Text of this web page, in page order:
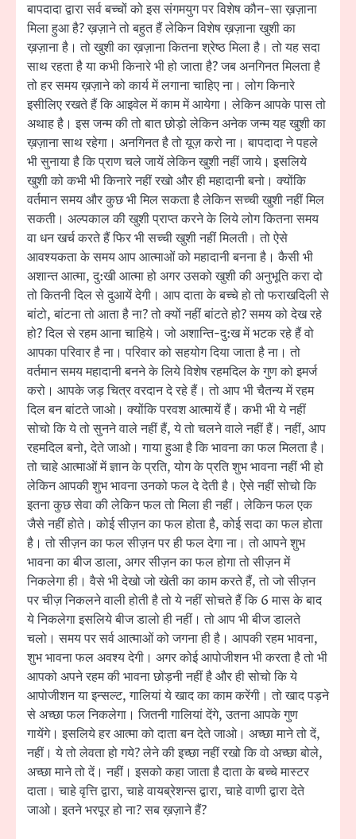
बापदादा द्वारा सर्व बच्चों को इस संगमयुग पर विशेष कौन-सा ख़ज़ाना
मिला हुआ है? ख़ज़ाने तो बहुत हैं लेकिन विशेष ख़ज़ाना खुशी का
ख़ज़ाना है। तो खुशी का ख़ज़ाना कितना श्रेष्ठ मिला है। तो यह सदा
साथ रहता है या कभी किनारे भी हो जाता है? जब अनगिनत मिलता है
तो हर समय ख़ज़ाने को कार्य में लगाना चाहिए ना। लोग किनारे
इसीलिए रखते हैं कि आइवेल में काम में आयेगा। लेकिन आपके पास तो
अथाह है। इस जन्म की तो बात छोड़ो लेकिन अनेक जन्म यह खुशी का
ख़ज़ाना साथ रहेगा। अनगिनत है तो यूज़ करो ना। बापदादा ने पहले
भी सुनाया है कि प्राण चले जायें लेकिन खुशी नहीं जाये। इसलिये
खुशी को कभी भी किनारे नहीं रखो और ही महादानी बनो। क्योंकि
वर्तमान समय और कुछ भी मिल सकता है लेकिन सच्ची खुशी नहीं मिल
सकती। अल्पकाल की खुशी प्राप्त करने के लिये लोग कितना समय
वा धन खर्च करते हैं फिर भी सच्ची खुशी नहीं मिलती। तो ऐसे
आवश्यकता के समय आप आत्माओं को महादानी बनना है। कैसी भी
अशान्त आत्मा, दु:खी आत्मा हो अगर उसको खुशी की अनुभूति करा दो
तो कितनी दिल से दुआयें देगी। आप दाता के बच्चे हो तो फराखदिली से
बांटो, बांटना तो आता है ना? तो क्यों नहीं बांटते हो? समय को देख रहे
हो? दिल से रहम आना चाहिये। जो अशान्ति-दु:ख में भटक रहे हैं वो
आपका परिवार है ना। परिवार को सहयोग दिया जाता है ना। तो
वर्तमान समय महादानी बनने के लिये विशेष रहमदिल के गुण को इमर्ज
करो। आपके जड़ चित्र वरदान दे रहे हैं। तो आप भी चैतन्य में रहम
दिल बन बांटते जाओ। क्योंकि परवश आत्मायें हैं। कभी भी ये नहीं
सोचो कि ये तो सुनने वाले नहीं हैं, ये तो चलने वाले नहीं हैं। नहीं, आप
रहमदिल बनो, देते जाओ। गाया हुआ है कि भावना का फल मिलता है।
तो चाहे आत्माओं में ज्ञान के प्रति, योग के प्रति शुभ भावना नहीं भी हो
लेकिन आपकी शुभ भावना उनको फल दे देती है। ऐसे नहीं सोचो कि
इतना कुछ सेवा की लेकिन फल तो मिला ही नहीं। लेकिन फल एक
जैसे नहीं होते। कोई सीज़न का फल होता है, कोई सदा का फल होता
है। तो सीज़न का फल सीज़न पर ही फल देगा ना। तो आपने शुभ
भावना का बीज डाला, अगर सीज़न का फल होगा तो सीज़न में
निकलेगा ही। वैसे भी देखो जो खेती का काम करते हैं, तो जो सीज़न
पर चीज़ निकलने वाली होती है तो ये नहीं सोचते हैं कि 6 मास के बाद
ये निकलेगा इसलिये बीज डालो ही नहीं। तो आप भी बीज डालते
चलो। समय पर सर्व आत्माओं को जगना ही है। आपकी रहम भावना,
शुभ भावना फल अवश्य देगी। अगर कोई आपोजीशन भी करता है तो भी
आपको अपने रहम की भावना छोड़नी नहीं है और ही सोचो कि ये
आपोजीशन या इन्सल्ट, गालियां ये खाद का काम करेंगी। तो खाद पड़ने
से अच्छा फल निकलेगा। जितनी गालियां देंगे, उतना आपके गुण
गायेंगे। इसलिये हर आत्मा को दाता बन देते जाओ। अच्छा माने तो दें,
नहीं। ये तो लेवता हो गये? लेने की इच्छा नहीं रखो कि वो अच्छा बोले,
अच्छा माने तो दें। नहीं। इसको कहा जाता है दाता के बच्चे मास्टर
दाता। चाहे वृत्ति द्वारा, चाहे वायब्रेशन्स द्वारा, चाहे वाणी द्वारा देते
जाओ। इतने भरपूर हो ना? सब ख़ज़ाने हैं?